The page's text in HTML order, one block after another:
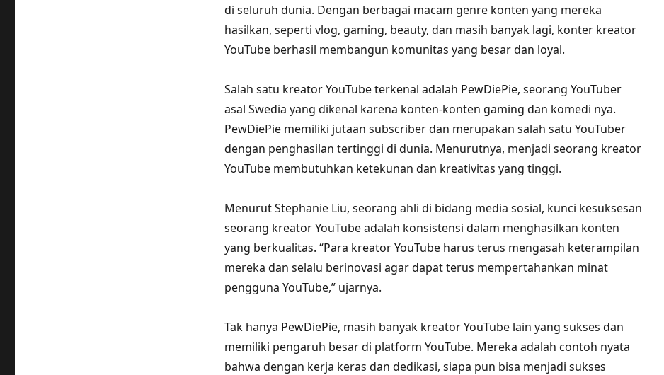
di seluruh dunia. Dengan berbagai macam genre konten yang mereka
hasilkan, seperti vlog, gaming, beauty, dan masih banyak lagi, konter kreator
YouTube berhasil membangun komunitas yang besar dan loyal.
Salah satu kreator YouTube terkenal adalah PewDiePie, seorang YouTuber
asal Swedia yang dikenal karena konten-konten gaming dan komedi nya.
PewDiePie memiliki jutaan subscriber dan merupakan salah satu YouTuber
dengan penghasilan tertinggi di dunia. Menurutnya, menjadi seorang kreator
YouTube membutuhkan ketekunan dan kreativitas yang tinggi.
Menurut Stephanie Liu, seorang ahli di bidang media sosial, kunci kesuksesan
seorang kreator YouTube adalah konsistensi dalam menghasilkan konten
yang berkualitas. “Para kreator YouTube harus terus mengasah keterampilan
mereka dan selalu berinovasi agar dapat terus mempertahankan minat
pengguna YouTube,” ujarnya.
Tak hanya PewDiePie, masih banyak kreator YouTube lain yang sukses dan
memiliki pengaruh besar di platform YouTube. Mereka adalah contoh nyata
bahwa dengan kerja keras dan dedikasi, siapa pun bisa menjadi sukses